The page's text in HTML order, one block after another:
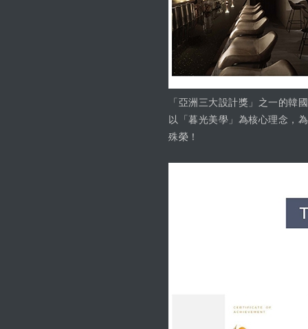
「亞洲三大設計獎」之一的韓
以「暮光美學」為核心理念，
殊榮！